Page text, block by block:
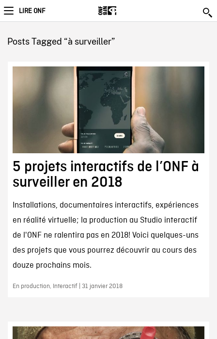
LIRE ONF
Posts Tagged “à surveiller”
5 projets interactifs de l’ONF à
surveiller en 2018
Installations, documentaires interactifs, expériences
en réalité virtuelle; la production au Studio interactif
de l'ONF ne ralentira pas en 2018! Voici quelques-uns
des projets que vous pourrez découvrir au cours des
douze prochains mois.
En production, Interactif | 31 janvier 2018